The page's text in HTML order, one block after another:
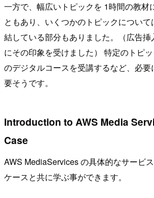
一方で、幅広いトピックを 1時間の教材
ともあり、いくつかのトピックについ
結している部分もありました。（広告挿
にその印象を受けました） 特定のトピ
のデジタルコースを受講するなど、必
要そうです。
Introduction to AWS Media
Case
AWS MediaServices の具体的なサービ
ケースと共に学ぶ事ができます。